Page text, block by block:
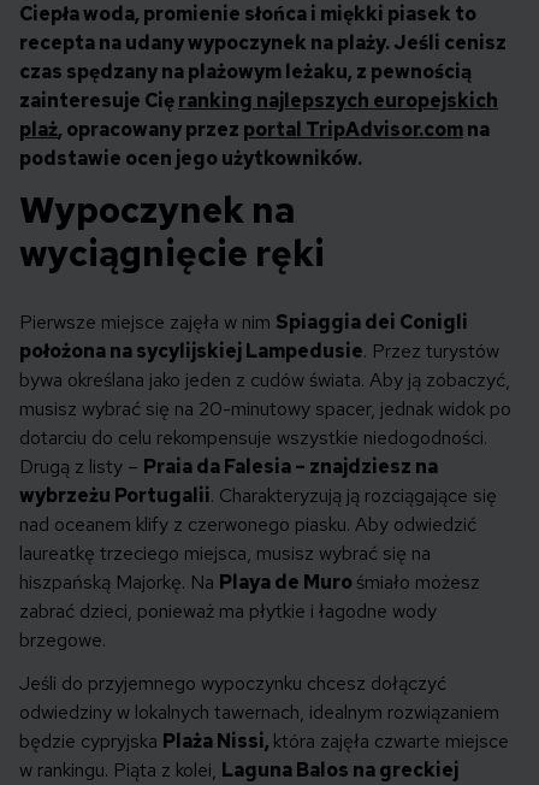
Ciepła woda, promienie słońca i miękki piasek to
recepta na udany wypoczynek na plaży. Jeśli cenisz
czas spędzany na plażowym leżaku, z pewnością
zainteresuje Cięranking najlepszych europejskich
plaż, opracowany przez portal TripAdvisor.comna
podstawie ocen jego użytkowników.
Wypoczynek na
wyciągnięcie ręki
Pierwsze miejsce zajęła w nim Spiaggia dei Conigli
położona na sycylijskiej Lampedusie. Przez turystów
bywa określana jako jeden z cudów świata. Aby ją zobaczyć,
musisz wybrać się na 20-minutowy spacer, jednak widok po
dotarciu do celu rekompensuje wszystkie niedogodności.
Drugą z listy – Praia da Falesia – znajdziesz na
wybrzeżu Portugalii. Charakteryzują ją rozciągające się
nad oceanem klify z czerwonego piasku. Aby odwiedzić
laureatkę trzeciego miejsca, musisz wybrać się na
hiszpańską Majorkę. Na Playa de Murośmiało możesz
zabrać dzieci, ponieważ ma płytkie i łagodne wody
brzegowe.
Jeśli do przyjemnego wypoczynku chcesz dołączyć
odwiedziny w lokalnych tawernach, idealnym rozwiązaniem
będzie cypryjska Plaża Nissi,która zajęła czwarte miejsce
w rankingu. Piąta z kolei, Laguna Balos na greckiej